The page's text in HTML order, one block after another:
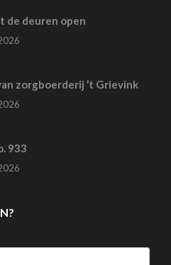
de deuren open
zorgboerderij ’t Grievink
933